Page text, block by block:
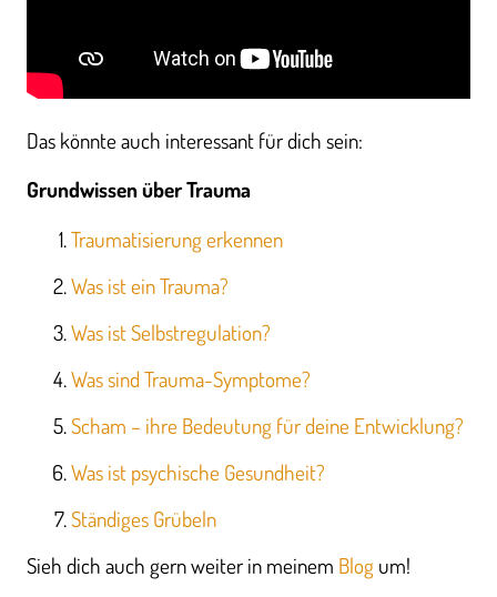
Das könnte auch interessant für dich sein:
Grundwissen über Trauma
Traumatisierung erkennen
Was ist ein Trauma?
Was ist Selbstregulation?
Was sind Trauma-Symptome?
Scham – ihre Bedeutung für deine Entwicklung?
Was ist psychische Gesundheit?
Ständiges Grübeln
Sieh dich auch gern weiter in meinem Blog um!